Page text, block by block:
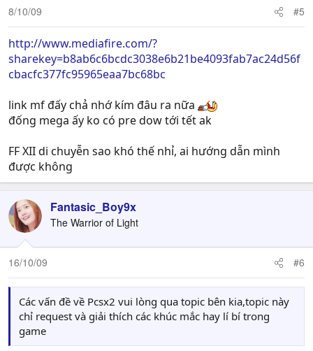
8/10/09 #5
http://www.mediafire.com/?
sharekey=b8ab6c6bcdc3038e6b21be4093fab7ac24d56f
cbacfc377fc95965eaa7bc68bc
link mf đấy chả nhớ kím đâu ra nữa
đống mega ấy ko có pre dow tới tết ak
FF XII di chuyễn sao khó thế nhỉ, ai hướng dẫn mình
được không
Fantasic_Boy9x
The Warrior of Light
16/10/09 #6
Các vấn đề về Pcsx2 vui lòng qua topic bên kia,topic này
chỉ request và giải thích các khúc mắc hay lí bí trong
game